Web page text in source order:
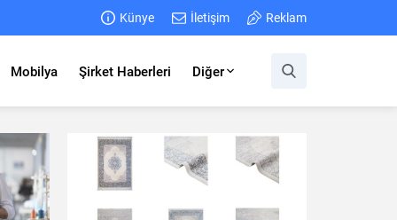
Künye İletişim Reklam
Mobilya Şirket Haberleri Diğer